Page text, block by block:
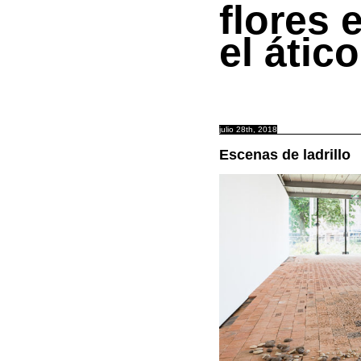
flores
el ático
julio 28th, 2018
Escenas de ladrillo